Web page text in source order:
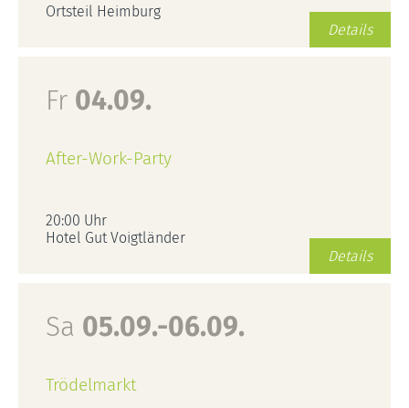
Ortsteil Heimburg
Details
Fr 04.09.
After-Work-Party
20:00 Uhr
Hotel Gut Voigtländer
Details
Sa 05.09.-06.09.
Trödelmarkt